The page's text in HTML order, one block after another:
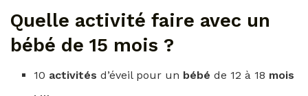
Quelle activité faire avec un
bébé de 15 mois ?
10 activitésd’éveil pour un bébéde 12 à 18 mois
. …